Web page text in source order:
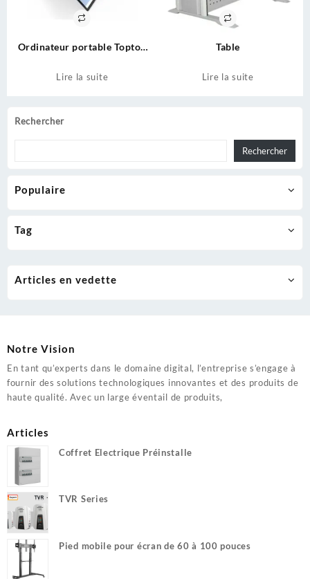
Rechercher
Rechercher
Populaire
Tag
Ordinateur portable Topton
Lire la suite
Table
Lire la suite
Articles en vedette
Notre Vision
En tant qu’experts dans le domaine digital, l’entreprise s’engage à
fournir des solutions technologiques innovantes et des produits de
haute qualité. Avec un large éventail de produits,
Articles
Coffret Electrique Préinstalle
TVR Series
Pied mobile pour écran de 60 à 100 pouces